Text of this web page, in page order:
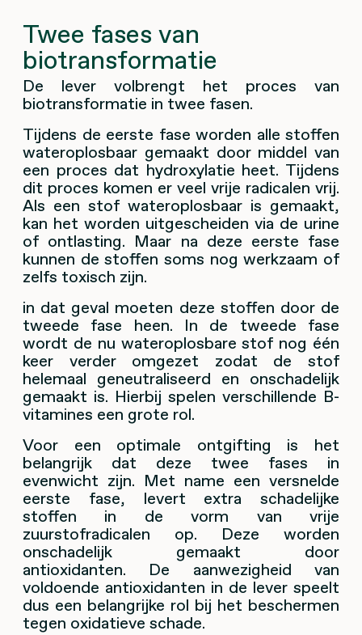
Twee fases van
biotransformatie
De lever volbrengt het proces van
biotransformatie in twee fasen.
Tijdens de eerste fase worden alle stoffen
wateroplosbaar gemaakt door middel van
een proces dat hydroxylatie heet. Tijdens
dit proces komen er veel vrije radicalen vrij.
Als een stof wateroplosbaar is gemaakt,
kan het worden uitgescheiden via de urine
of ontlasting. Maar na deze eerste fase
kunnen de stoffen soms nog werkzaam of
zelfs toxisch zijn.
in dat geval moeten deze stoffen door de
tweede fase heen. In de tweede fase
wordt de nu wateroplosbare stof nog één
keer verder omgezet zodat de stof
helemaal geneutraliseerd en onschadelijk
gemaakt is. Hierbij spelen verschillende B-
vitamines een grote rol.
Voor een optimale ontgifting is het
belangrijk dat deze twee fases in
evenwicht zijn. Met name een versnelde
eerste fase, levert extra schadelijke
stoffen in de vorm van vrije
zuurstofradicalen op. Deze worden
onschadelijk gemaakt door
antioxidanten. De aanwezigheid van
voldoende antioxidanten in de lever speelt
dus een belangrijke rol bij het beschermen
tegen oxidatieve schade.